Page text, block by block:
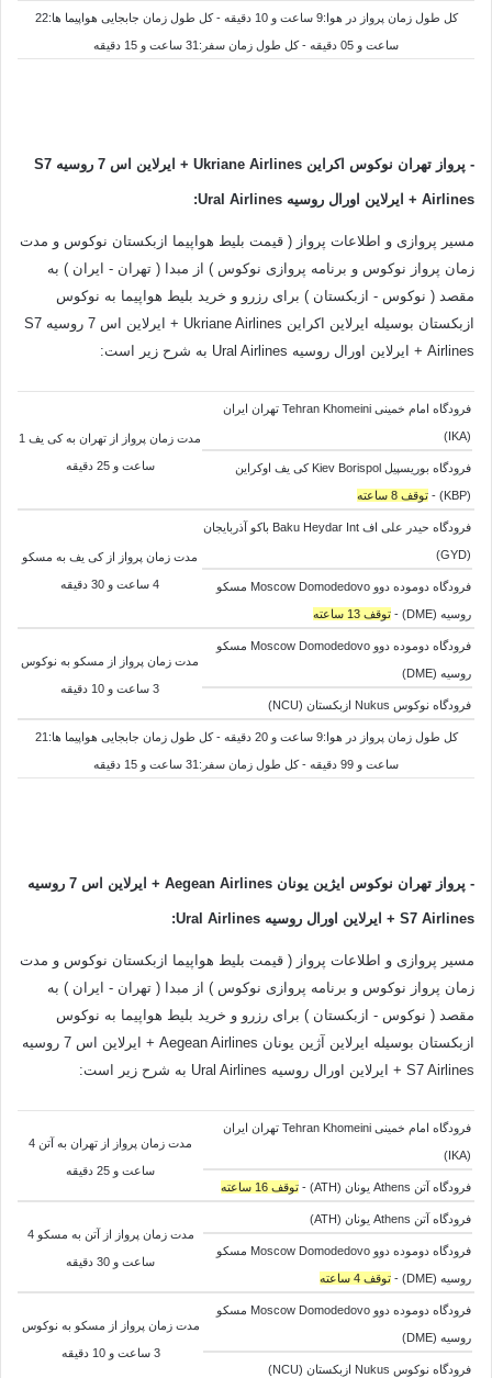
کل طول زمان پرواز در هوا:9 ساعت و 10 دقیقه - کل طول زمان جابجایی هواپیما ها:22
ساعت و 05 دقیقه - کل طول زمان سفر:31 ساعت و 15 دقیقه
- پرواز تهران نوکوس اکراین Ukriane Airlines + ایرلاین اس 7 روسیه S7
Airlines + ایرلاین اورال روسیه Ural Airlines
:
مسیر پروازی و اطلاعات پرواز ( قیمت بلیط هواپیما ازبکستان نوکوس و مدت
زمان پرواز نوکوس و برنامه پروازی نوکوس ) از مبدا ( تهران - ایران ) به
مقصد ( نوکوس - ازبکستان ) برای رزرو و خرید بلیط هواپیما به نوکوس
ازبکستان بوسیله ایرلاین اکراین Ukriane Airlines + ایرلاین اس 7 روسیه S7
Airlines + ایرلاین اورال روسیه Ural Airlines به شرح زیر است:
فرودگاه امام خمینی Tehran Khomeini تهران ایران
(IKA) مدت زمان پرواز از تهران به کی یف 1
ساعت و 25 دقیقه فرودگاه بوریسپیل Kiev Borispol کی یف اوکراین
(KBP) - توقف 8 ساعته
فرودگاه حیدر علی اف Baku Heydar Int باکو آذربایجان
(GYD) مدت زمان پرواز از کی یف به مسکو
4 ساعت و 30 دقیقه فرودگاه دوموده دوو Moscow Domodedovo مسکو
روسیه (DME) - توقف 13 ساعته
فرودگاه دوموده دوو Moscow Domodedovo مسکو
روسیه (DME)
مدت زمان پرواز از مسکو به نوکوس
3 ساعت و 10 دقیقه
فرودگاه نوکوس Nukus ازبکستان (NCU)
کل طول زمان پرواز در هوا:9 ساعت و 20 دقیقه - کل طول زمان جابجایی هواپیما ها:21
ساعت و 99 دقیقه - کل طول زمان سفر:31 ساعت و 15 دقیقه
- پرواز تهران نوکوس ایژین یونان Aegean Airlines + ایرلاین اس 7 روسیه
S7 Airlines + ایرلاین اورال روسیه Ural Airlines
:
مسیر پروازی و اطلاعات پرواز ( قیمت بلیط هواپیما ازبکستان نوکوس و مدت
زمان پرواز نوکوس و برنامه پروازی نوکوس ) از مبدا ( تهران - ایران ) به
مقصد ( نوکوس - ازبکستان ) برای رزرو و خرید بلیط هواپیما به نوکوس
ازبکستان بوسیله ایرلاین آژین یونان Aegean Airlines + ایرلاین اس 7 روسیه
S7 Airlines + ایرلاین اورال روسیه Ural Airlines به شرح زیر است:
فرودگاه امام خمینی Tehran Khomeini تهران ایران
(IKA)
مدت زمان پرواز از تهران به آتن 4
ساعت و 25 دقیقه
فرودگاه آتن Athens یونان (ATH) -
توقف 16 ساعته
فرودگاه آتن Athens یونان (ATH)
مدت زمان پرواز از آتن به
مسکو 4
ساعت و 30 دقیقه
فرودگاه دوموده دوو Moscow Domodedovo مسکو
روسیه (DME) - توقف 4 ساعته
فرودگاه دوموده دوو Moscow Domodedovo مسکو
روسیه (DME)
مدت زمان پرواز از مسکو به نوکوس
3 ساعت و 10 دقیقه
فرودگاه نوکوس Nukus ازبکستان (NCU)